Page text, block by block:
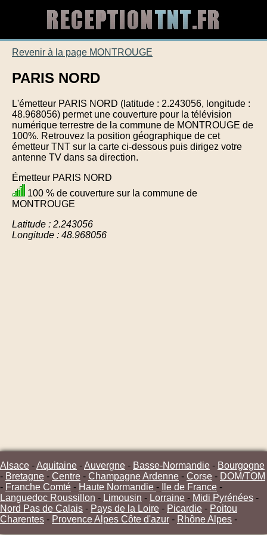
Revenir à la page MONTROUGE
PARIS NORD
L'émetteur PARIS NORD (latitude : 2.243056, longitude :
48.968056) permet une couverture pour la télévision
numérique terrestre de la commune de MONTROUGE de
100%. Retrouvez la position géographique de cet
émetteur TNT sur la carte ci-dessous puis dirigez votre
antenne TV dans sa direction.
Émetteur PARIS NORD
100 % de couverture sur la commune de
MONTROUGE
Latitude : 2.243056
Longitude : 48.968056
Alsace -Aquitaine -Auvergne - Basse-Normandie - Bourgogne
- Bretagne - Centre - Champagne Ardenne - Corse - DOM/TOM
- Franche Comté - Haute Normandie - Ile de France -
Languedoc Roussillon - Limousin - Lorraine - Midi Pyrénées -
Nord Pas de Calais - Pays de la Loire - Picardie - Poitou
Charentes - Provence Alpes Côte d'azur - Rhône Alpes -